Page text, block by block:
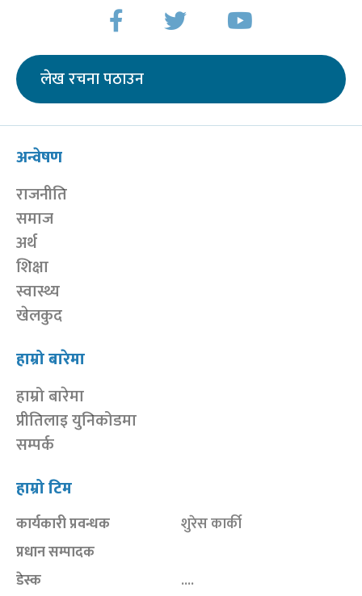
लेख रचना पठाउन
अन्वेषण
राजनीति
समाज
अर्थ
शिक्षा
स्वास्थ्य
खेलकुद
हाम्रो बारेमा
हाम्रो बारेमा
प्रीतिलाइ युनिकोडमा
सम्पर्क
हाम्रो टिम
कार्यकारी प्रवन्धक
शुरेस कार्की
प्रधान सम्पादक
डेस्क
....